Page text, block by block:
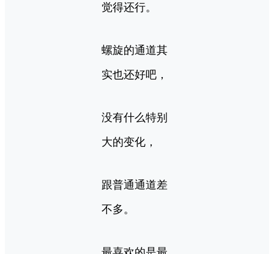
觉得还行。
螺旋的通道其
实也还好吧，
没有什么特别
大的变化，
跟普通通道差
不多。